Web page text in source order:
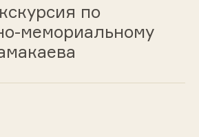
по
мемориальному